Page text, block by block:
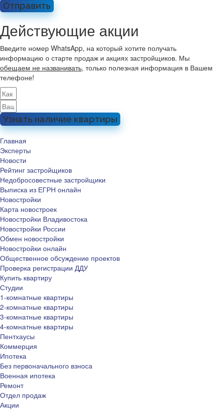
Отправить
Действующие акции
Введите номер WhatsApp, на который хотите получать
информацию о старте продаж и акциях застройщиков. Мы
обещаем не названивать, только полезная информация в Вашем
телефоне!
Узнать наличие квартиры
Главная
Эксперты
Новости
Рейтинг застройщиков
Недобросовестные застройщики
Выписка из ЕГРН онлайн
Новостройки
Карта новостроек
Новостройки Владивостока
Новостройки России
Обмен новостройки
Новостройки онлайн
Общественное обсуждение проектов
Проверка регистрации ДДУ
Купить квартиру
Студии
1-комнатные квартиры
2-комнатные квартиры
3-комнатные квартиры
4-комнатные квартиры
Пентхаусы
Коммерция
Ипотека
Без первоначального взноса
Военная ипотека
Ремонт
Отдел продаж
Акции